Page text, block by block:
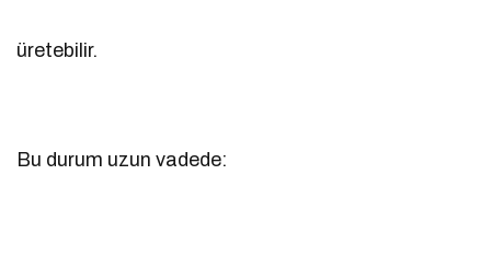
üretebilir.
Bu durum uzun vadede: